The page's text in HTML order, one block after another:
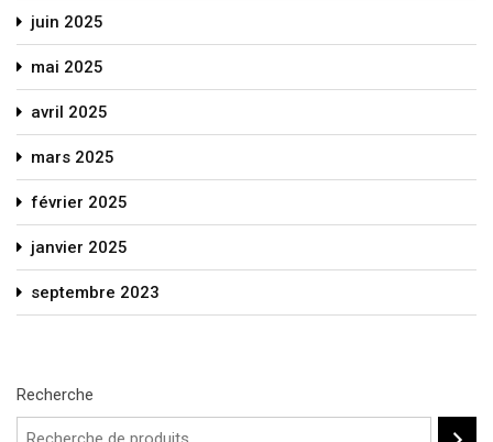
juin 2025
mai 2025
avril 2025
mars 2025
février 2025
janvier 2025
septembre 2023
Recherche